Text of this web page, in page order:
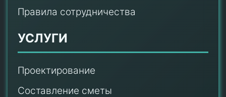
Правила сотрудничества
УСЛУГИ
Проектирование
Составление сметы